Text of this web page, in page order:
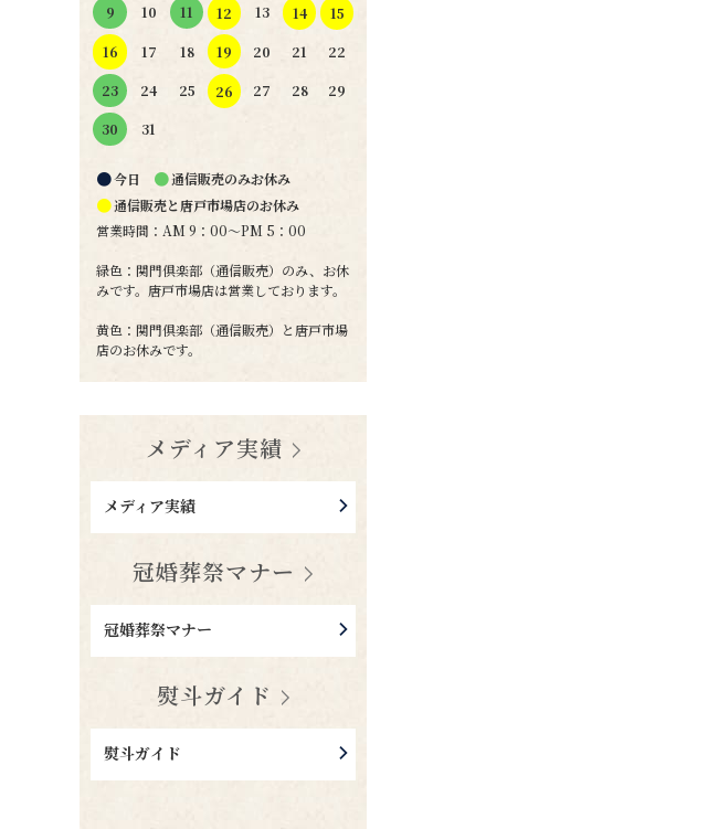
9 10 11 12 13 14 15
16 17 18 19 20 21 22
23 24 25 26 27 28 29
30 31
●今日 ●通信販売のみお休み
●通信販売と唐戸市場店のお休み
営業時間：AM 9：00～PM 5：00
緑色：関門倶楽部（通信販売）のみ、お休
みです。唐戸市場店は営業しております。
黄色：関門倶楽部（通信販売）と唐戸市場
店のお休みです。
メディア実績
メディア実績
冠婚葬祭マナー
冠婚葬祭マナー
熨斗ガイド
熨斗ガイド